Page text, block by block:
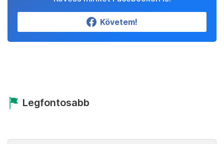
Követem!
Legfontosabb